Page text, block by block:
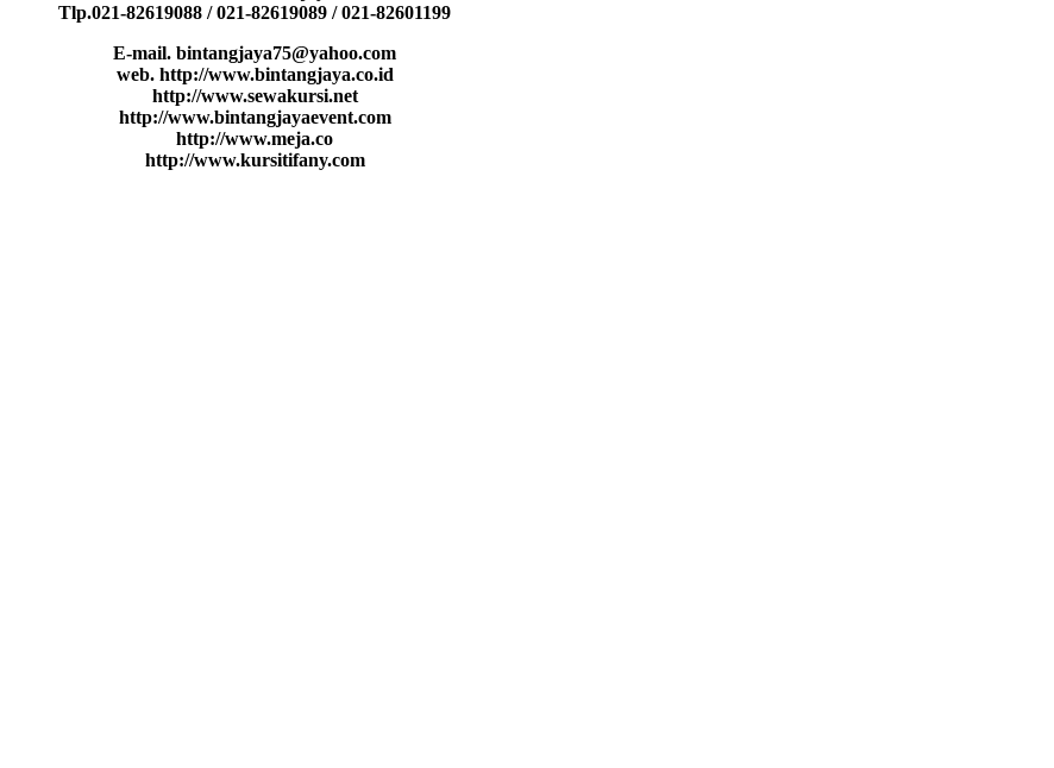
Tlp.021-82619088 / 021-82619089 / 021-82601199
E-mail. bintangjaya75@yahoo.com
web. http://www.bintangjaya.co.id
http://www.sewakursi.net
http://www.bintangjayaevent.com
http://www.meja.co
http://www.kursitifany.com